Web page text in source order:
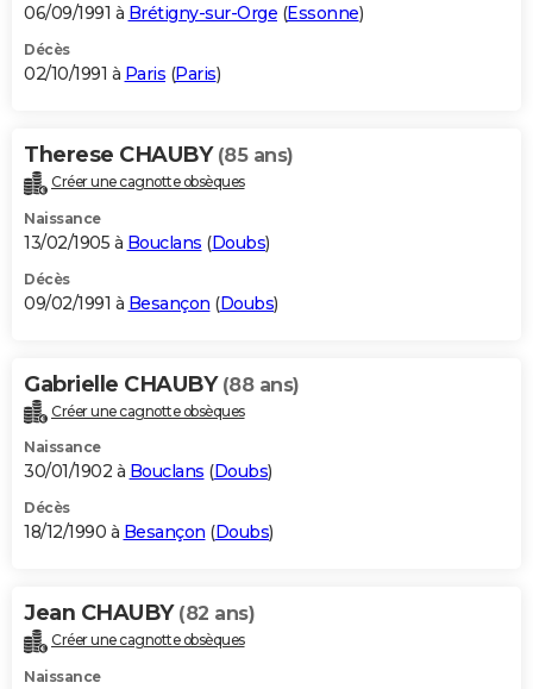
06/09/1991 à Brétigny-sur-Orge (Essonne)
Décès
02/10/1991 à Paris (Paris)
Therese CHAUBY (85 ans)
Créer une cagnotte obsèques
Naissance
13/02/1905 à Bouclans (Doubs)
Décès
09/02/1991 à Besançon (Doubs)
Gabrielle CHAUBY (88 ans)
Créer une cagnotte obsèques
Naissance
30/01/1902 à Bouclans (Doubs)
Décès
18/12/1990 à Besançon (Doubs)
Jean CHAUBY (82 ans)
Créer une cagnotte obsèques
Naissance